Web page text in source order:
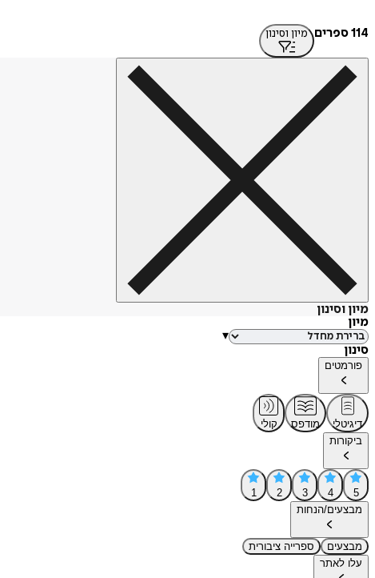
114 ספרים מיון וסינון
מיון וסינון
מיון
▾
סינון
פורמטים
דיגיטלי מודפס
קולי
ביקורות
5
4
3
2
1
מבצעים/הנחות
מבצעים
ספרייה ציבורית
עלו לאתר